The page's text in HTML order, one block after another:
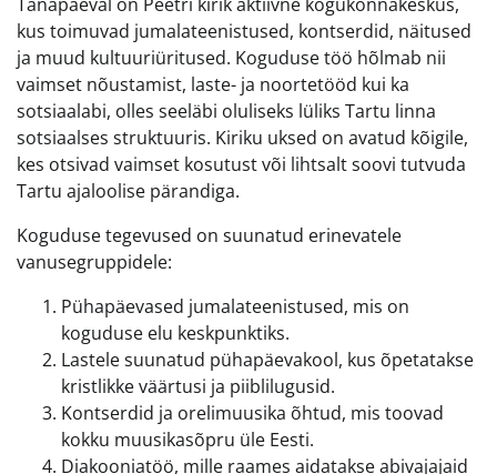
Tänapäeval on Peetri kirik aktiivne kogukonnakeskus,
kus toimuvad jumalateenistused, kontserdid, näitused
ja muud kultuuriüritused. Koguduse töö hõlmab nii
vaimset nõustamist, laste- ja noortetööd kui ka
sotsiaalabi, olles seeläbi oluliseks lüliks Tartu linna
sotsiaalses struktuuris. Kiriku uksed on avatud kõigile,
kes otsivad vaimset kosutust või lihtsalt soovi tutvuda
Tartu ajaloolise pärandiga.
Koguduse tegevused on suunatud erinevatele
vanusegruppidele:
Pühapäevased jumalateenistused, mis on
koguduse elu keskpunktiks.
Lastele suunatud pühapäevakool, kus õpetatakse
kristlikke väärtusi ja piiblilugusid.
Kontserdid ja orelimuusika õhtud, mis toovad
kokku muusikasõpru üle Eesti.
Diakooniatöö, mille raames aidatakse abivajajaid